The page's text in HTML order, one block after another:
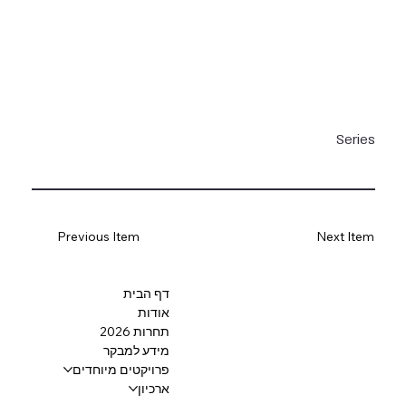
Series
Next Item
Previous Item
דף הבית
אודות
תחרות 2026
מידע למבקר
פרויקטים מיוחדים
ארכיון